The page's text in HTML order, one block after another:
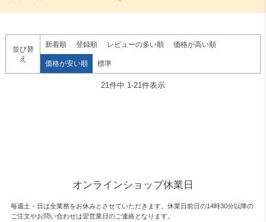
並び替
え
新着順 登録順 レビューの多い順 価格が高い順
価格が安い順 標準
21件中 1-21件表示
オンラインショップ休業日
毎週土・日は全業務をお休みとさせていただきます。休業日前日の14時30分以降の
ご注文やお問い合わせは翌営業日のご連絡となります。